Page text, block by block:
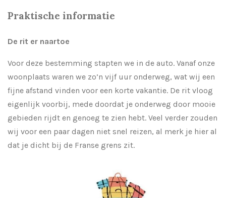
Praktische informatie
De rit er naartoe
Voor deze bestemming stapten we in de auto. Vanaf onze
woonplaats waren we zo’n vijf uur onderweg, wat wij een
fijne afstand vinden voor een korte vakantie. De rit vloog
eigenlijk voorbij, mede doordat je onderweg door mooie
gebieden rijdt en genoeg te zien hebt. Veel verder zouden
wij voor een paar dagen niet snel reizen, al merk je hier al
dat je dicht bij de Franse grens zit.